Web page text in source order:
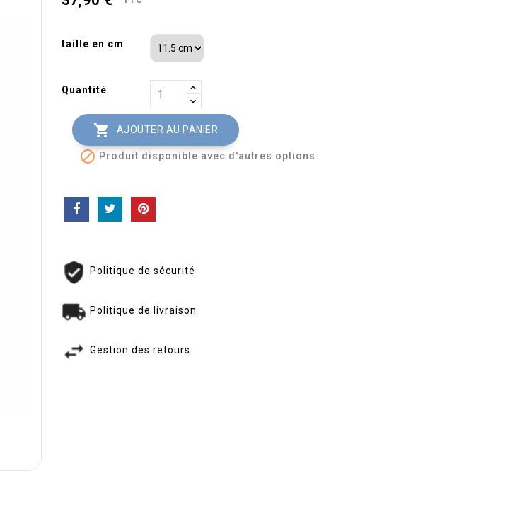
taille en cm
Quantité
 AJOUTER AU PANIER
 Produit disponible avec d'autres options
Politique de sécurité
Politique de livraison
Gestion des retours